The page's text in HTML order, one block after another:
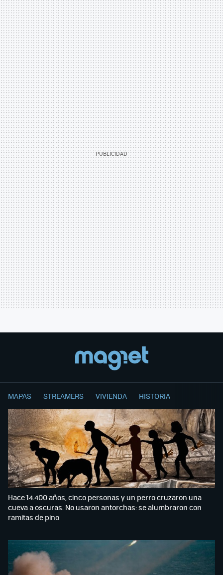
MAPAS STREAMERS VIVIENDA HISTORIA
Hace 14.400 años, cinco personas y un perro cruzaron una
cueva a oscuras. No usaron antorchas: se alumbraron con
ramitas de pino